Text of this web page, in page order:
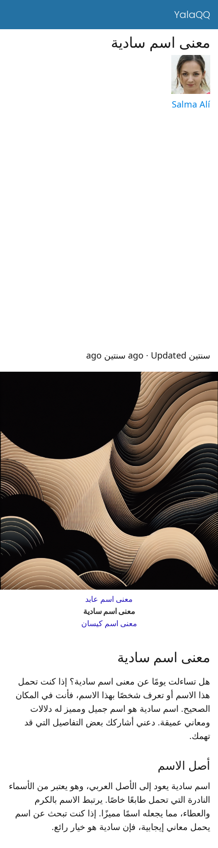
YalaQQ
معنى اسم سادية
Salma Alí
سنتين ago · Updated سنتين ago
معنى اسم عابد
معنى اسم سادية
معنى اسم كيسان
معنى اسم سادية
هل تساءلت يومًا عن معنى اسم سادية؟ إذا كنت تحمل
هذا الاسم أو تعرف شخصًا بهذا الاسم، فأنت في المكان
الصحيح. اسم سادية هو اسم جميل ومميز له دلالات
ومعاني عميقة. دعني أشاركك بعض التفاصيل التي قد
تهمك.
أصل الاسم
اسم سادية يعود إلى الأصل العربي، وهو يعتبر من الأسماء
النادرة التي تحمل طابعًا خاصًا. يرتبط الاسم بالكرم
والعطاء، مما يجعله اسمًا مميزًا. إذا كنت تبحث عن اسم
يحمل معاني إيجابية، فإن سادية هو خيار رائع.